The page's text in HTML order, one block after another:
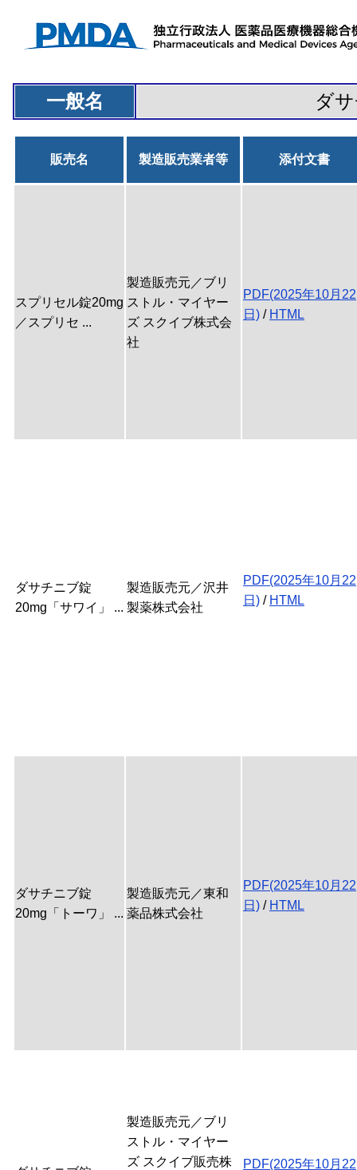
一般名 ダ
販売名 製造販売業者等 添付文書
スプリセル錠20mg
／スプリセ ...
製造販売元／ブリ
ストル・マイヤー
ズ スクイブ株式会
社
PDF(2025年10月22
日) / HTML
ダサチニブ錠
20mg「サワイ」 ...
製造販売元／沢井
製薬株式会社
PDF(2025年10月22
日) / HTML
ダサチニブ錠
20mg「トーワ」 ...
製造販売元／東和
薬品株式会社
PDF(2025年10月22
日) / HTML
製造販売元／ブリ
ストル・マイヤー
ズ スクイブ販売株
PDF(2025年10月22